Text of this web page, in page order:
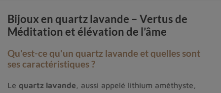
Bijoux en quartz lavande – Vertus de
Méditation et élévation de l’âme
Qu'est-ce qu'un quartz lavande et quelles sont
ses caractéristiques ?
Le quartz lavande , aussi appelé lithium améthyste